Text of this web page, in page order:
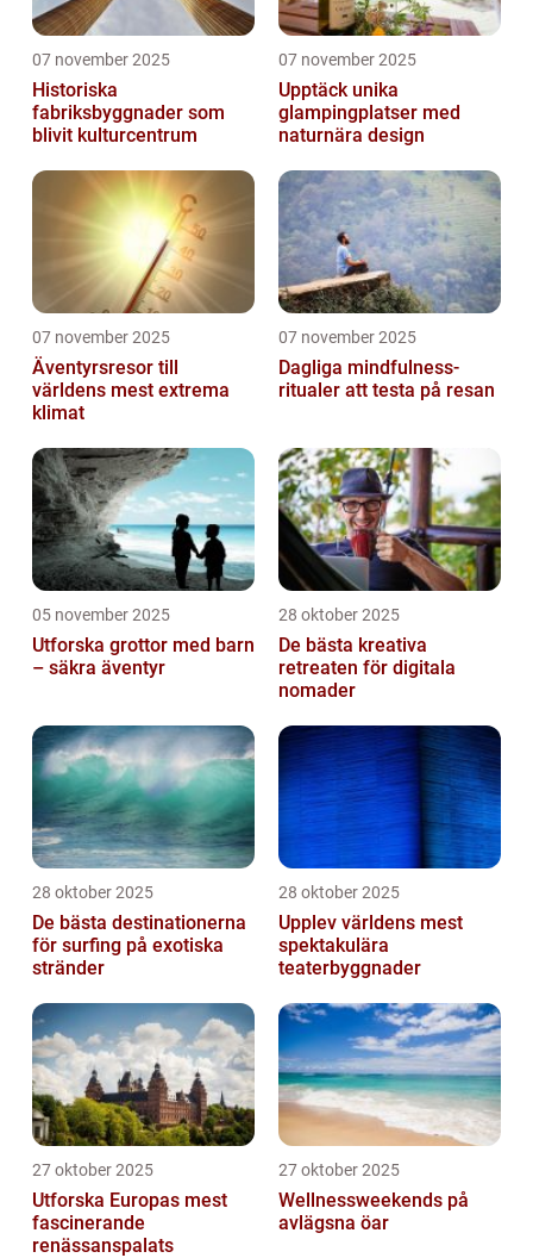
07 november 2025
Historiska
fabriksbyggnader som
blivit kulturcentrum
07 november 2025
Upptäck unika
glampingplatser med
naturnära design
07 november 2025
Äventyrsresor till
världens mest extrema
klimat
07 november 2025
Dagliga mindfulness-
ritualer att testa på resan
05 november 2025
Utforska grottor med barn
– säkra äventyr
28 oktober 2025
De bästa kreativa
retreaten för digitala
nomader
28 oktober 2025
De bästa destinationerna
för surfing på exotiska
stränder
28 oktober 2025
Upplev världens mest
spektakulära
teaterbyggnader
27 oktober 2025
Utforska Europas mest
fascinerande
renässanspalats
27 oktober 2025
Wellnessweekends på
avlägsna öar